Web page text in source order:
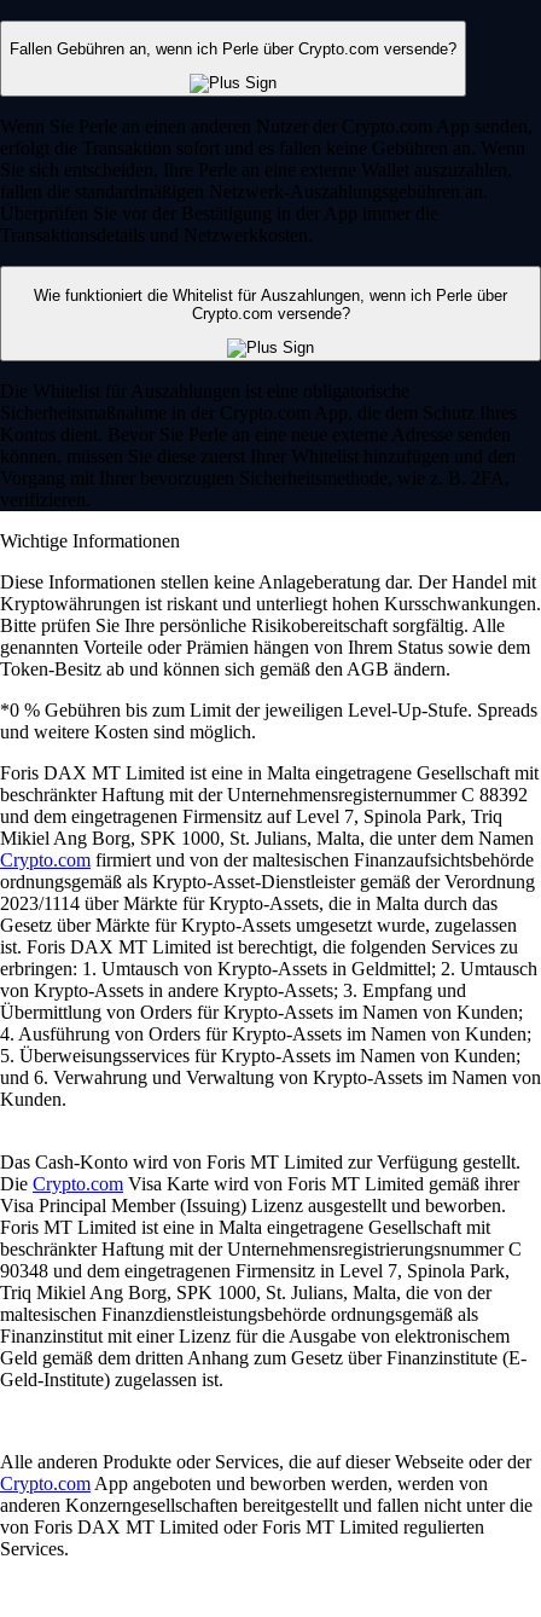
Fallen Gebühren an, wenn ich Perle über Crypto.com versende?
Wenn Sie Perle an einen anderen Nutzer der Crypto.com App senden,
erfolgt die Transaktion sofort und es fallen keine Gebühren an. Wenn
Sie sich entscheiden, Ihre Perle an eine externe Wallet auszuzahlen,
fallen die standardmäßigen Netzwerk-Auszahlungsgebühren an.
Überprüfen Sie vor der Bestätigung in der App immer die
Transaktionsdetails und Netzwerkkosten.
Wie funktioniert die Whitelist für Auszahlungen, wenn ich Perle über
Crypto.com versende?
Die Whitelist für Auszahlungen ist eine obligatorische
Sicherheitsmaßnahme in der Crypto.com App, die dem Schutz Ihres
Kontos dient. Bevor Sie Perle an eine neue externe Adresse senden
können, müssen Sie diese zuerst Ihrer Whitelist hinzufügen und den
Vorgang mit Ihrer bevorzugten Sicherheitsmethode, wie z. B. 2FA,
verifizieren.
Wichtige Informationen
Diese Informationen stellen keine Anlageberatung dar. Der Handel mit
Kryptowährungen ist riskant und unterliegt hohen Kursschwankungen.
Bitte prüfen Sie Ihre persönliche Risikobereitschaft sorgfältig. Alle
genannten Vorteile oder Prämien hängen von Ihrem Status sowie dem
Token-Besitz ab und können sich gemäß den AGB ändern.
*0 % Gebühren bis zum Limit der jeweiligen Level-Up-Stufe. Spreads
und weitere Kosten sind möglich.
Foris DAX MT Limited ist eine in Malta eingetragene Gesellschaft mit
beschränkter Haftung mit der Unternehmensregisternummer C 88392
und dem eingetragenen Firmensitz auf Level 7, Spinola Park, Triq
Mikiel Ang Borg, SPK 1000, St. Julians, Malta, die unter dem Namen
Crypto.com firmiert und von der maltesischen Finanzaufsichtsbehörde
ordnungsgemäß als Krypto-Asset-Dienstleister gemäß der Verordnung
2023/1114 über Märkte für Krypto-Assets, die in Malta durch das
Gesetz über Märkte für Krypto-Assets umgesetzt wurde, zugelassen
ist. Foris DAX MT Limited ist berechtigt, die folgenden Services zu
erbringen: 1. Umtausch von Krypto-Assets in Geldmittel; 2. Umtausch
von Krypto-Assets in andere Krypto-Assets; 3. Empfang und
Übermittlung von Orders für Krypto-Assets im Namen von Kunden;
4. Ausführung von Orders für Krypto-Assets im Namen von Kunden;
5. Überweisungsservices für Krypto-Assets im Namen von Kunden;
und 6. Verwahrung und Verwaltung von Krypto-Assets im Namen von
Kunden.
Das Cash-Konto wird von Foris MT Limited zur Verfügung gestellt.
Die Crypto.com Visa Karte wird von Foris MT Limited gemäß ihrer
Visa Principal Member (Issuing) Lizenz ausgestellt und beworben.
Foris MT Limited ist eine in Malta eingetragene Gesellschaft mit
beschränkter Haftung mit der Unternehmensregistrierungsnummer C
90348 und dem eingetragenen Firmensitz in Level 7, Spinola Park,
Triq Mikiel Ang Borg, SPK 1000, St. Julians, Malta, die von der
maltesischen Finanzdienstleistungsbehörde ordnungsgemäß als
Finanzinstitut mit einer Lizenz für die Ausgabe von elektronischem
Geld gemäß dem dritten Anhang zum Gesetz über Finanzinstitute (E-
Geld-Institute) zugelassen ist.
Alle anderen Produkte oder Services, die auf dieser Webseite oder der
Crypto.com App angeboten und beworben werden, werden von
anderen Konzerngesellschaften bereitgestellt und fallen nicht unter die
von Foris DAX MT Limited oder Foris MT Limited regulierten
Services.